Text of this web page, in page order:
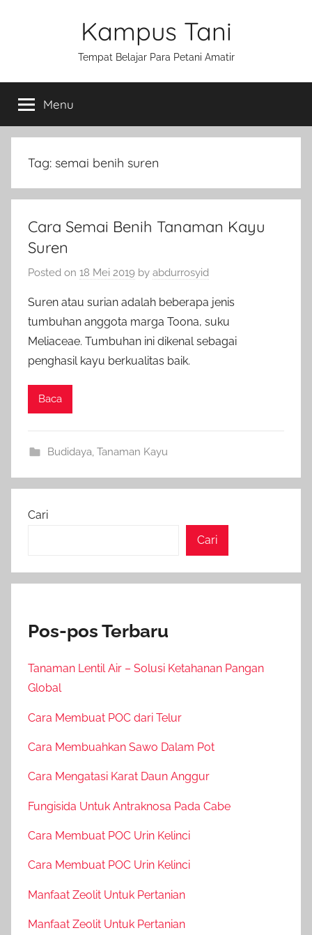
Kampus Tani
Tempat Belajar Para Petani Amatir
Menu
Tag: semai benih suren
Cara Semai Benih Tanaman Kayu
Suren
Posted on 18 Mei 2019 by abdurrosyid
Suren atau surian adalah beberapa jenis
tumbuhan anggota marga Toona, suku
Meliaceae. Tumbuhan ini dikenal sebagai
penghasil kayu berkualitas baik.
Baca
Budidaya Tanaman Kayu
Cari
Cari
Pos-pos Terbaru
Tanaman Lentil Air – Solusi Ketahanan Pangan
Global
Cara Membuat POC dari Telur
Cara Membuahkan Sawo Dalam Pot
Cara Mengatasi Karat Daun Anggur
Fungisida Untuk Antraknosa Pada Cabe
Cara Membuat POC Urin Kelinci
Cara Membuat POC Urin Kelinci
Manfaat Zeolit Untuk Pertanian
Manfaat Zeolit Untuk Pertanian